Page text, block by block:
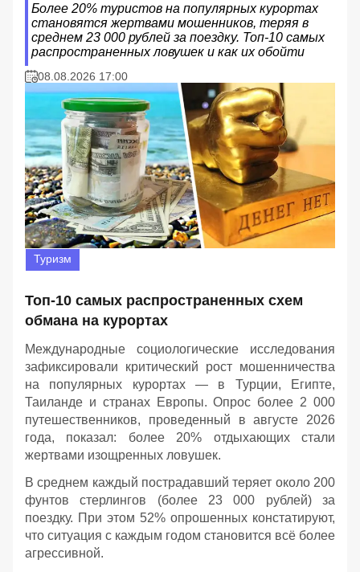
Более 20% туристов на популярных курортах
становятся жертвами мошенников, теряя в
среднем 23 000 рублей за поездку. Топ-10 самых
распространенных ловушек и как их обойти
08.08.2026 17:00
Туризм
Топ-10 самых распространенных схем
обмана на курортах
Международные социологические исследования
зафиксировали критический рост мошенничества
на популярных курортах — в Турции, Египте,
Таиланде и странах Европы. Опрос более 2 000
путешественников, проведенный в августе 2026
года, показал: более 20% отдыхающих стали
жертвами изощренных ловушек.
В среднем каждый пострадавший теряет около 200
фунтов стерлингов (более 23 000 рублей) за
поездку. При этом 52% опрошенных констатируют,
что ситуация с каждым годом становится всё более
агрессивной.